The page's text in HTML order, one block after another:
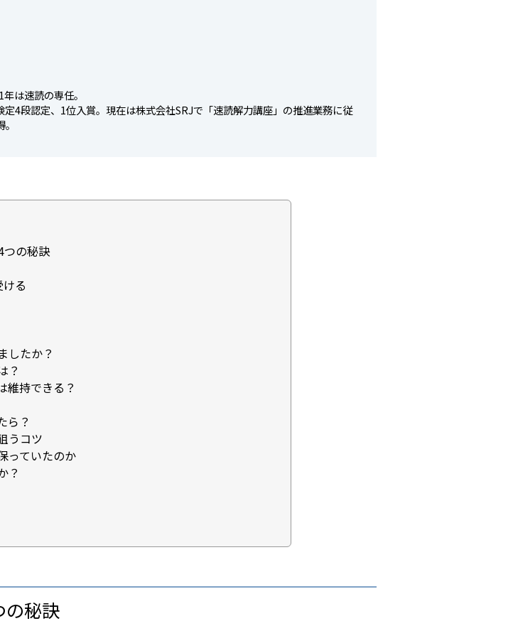
は速読の専任。
4段認定、1位入賞。現在は株式会社SRJで「速読解力講座」の推進業務に従
つの秘訣
る
したか？
？
維持できる？
ら？
うコツ
っていたのか
？
の秘訣